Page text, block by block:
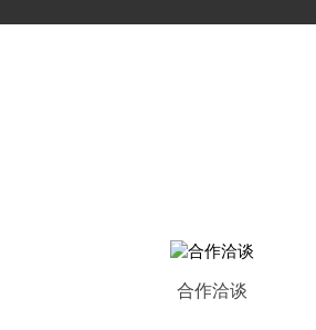
合作洽谈